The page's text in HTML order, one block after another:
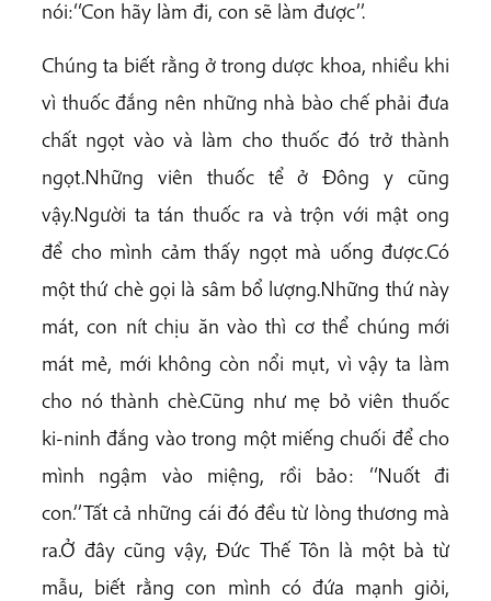
nói:‘‘Con hãy làm đi, con sẽ làm được’’.
Chúng ta biết rằng ở trong dược khoa, nhiều khi
vì thuốc đắng nên những nhà bào chế phải đưa
chất ngọt vào và làm cho thuốc đó trở thành
ngọt.Những viên thuốc tể ở Đông y cũng
vậy.Người ta tán thuốc ra và trộn với mật ong
để cho mình cảm thấy ngọt mà uống được.Có
một thứ chè gọi là sâm bổ lượng.Những thứ này
mát, con nít chịu ăn vào thì cơ thể chúng mới
mát mẻ, mới không còn nổi mụt, vì vậy ta làm
cho nó thành chè.Cũng như mẹ bỏ viên thuốc
ki-ninh đắng vào trong một miếng chuối để cho
mình ngậm vào miệng, rồi bảo: ‘‘Nuốt đi
con.’’Tất cả những cái đó đều từ lòng thương mà
ra.Ở đây cũng vậy, Đức Thế Tôn là một bà từ
mẫu, biết rằng con mình có đứa mạnh giỏi,